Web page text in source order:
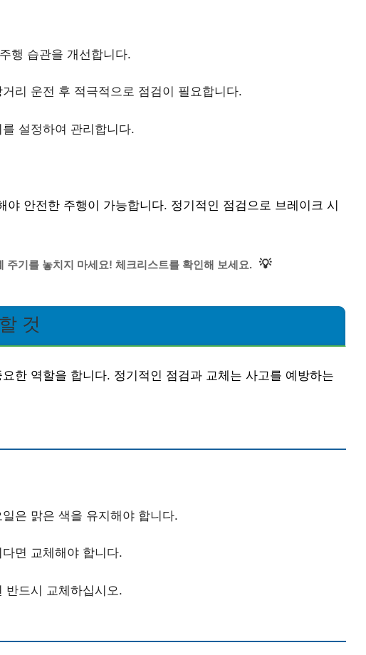
행 습관을 개선합니다.
리 운전 후 적극적으로 점검이 필요합니다.
설정하여 관리합니다.
야 안전한 주행이 가능합니다. 정기적인 점검으로 브레이크 시
주기를 놓치지 마세요! 체크리스트를 확인해 보세요. 💡
것
한 역할을 합니다. 정기적인 점검과 교체는 사고를 예방하는
은 맑은 색을 유지해야 합니다.
면 교체해야 합니다.
반드시 교체하십시오.